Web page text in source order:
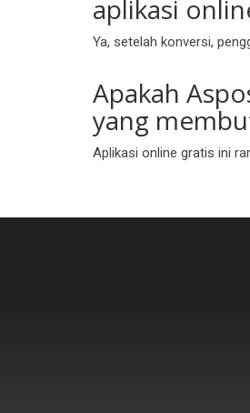
aplikasi
Ya, setelah konversi,
Apakah
yang
Aplikasi online gratis ini